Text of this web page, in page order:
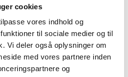
cookies
vores indhold og
til sociale medier og til
Vi deler også oplysninger om
med vores partnere inden
og
VARENUMMER
6523502